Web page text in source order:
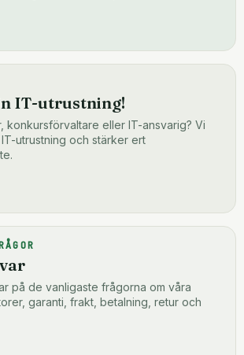
IT-utrustning!
konkursförvaltare eller IT-ansvarig? Vi
utrustning och stärker ert
på de vanligaste frågorna om våra
garanti, frakt, betalning, retur och